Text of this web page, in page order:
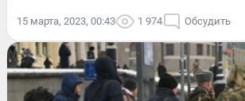
15 марта, 2023, 00:43 1 974 Обсудить